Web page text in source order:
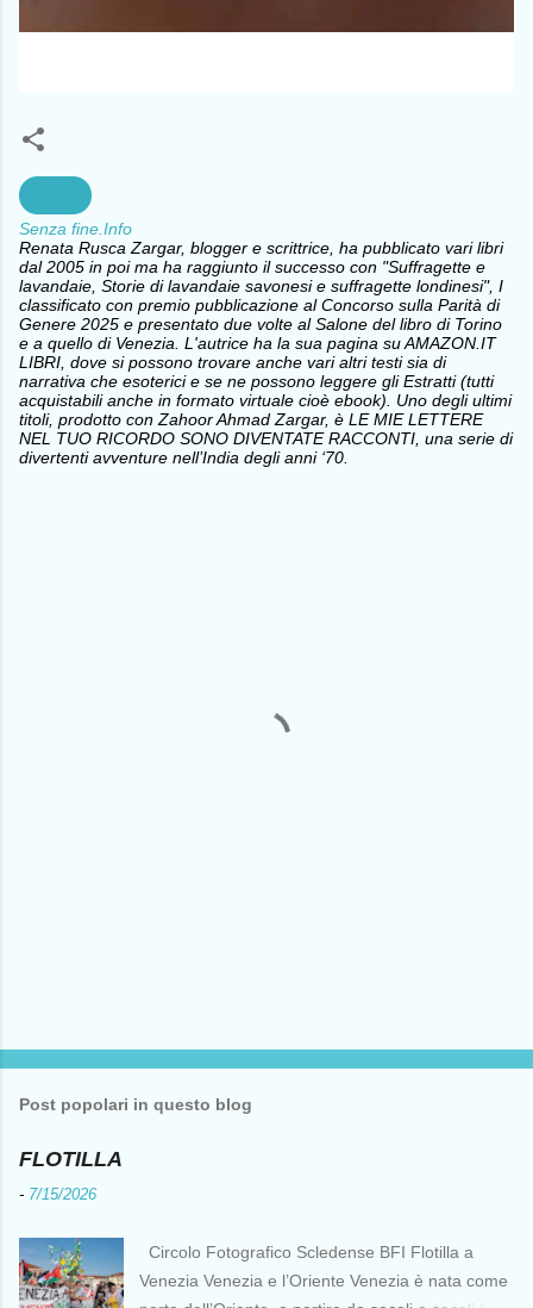
Senza fine.Info
Renata Rusca Zargar, blogger e scrittrice, ha pubblicato vari libri
dal 2005 in poi ma ha raggiunto il successo con "Suffragette e
lavandaie, Storie di lavandaie savonesi e suffragette londinesi", I
classificato con premio pubblicazione al Concorso sulla Parità di
Genere 2025 e presentato due volte al Salone del libro di Torino
e a quello di Venezia. L'autrice ha la sua pagina su AMAZON.IT
LIBRI, dove si possono trovare anche vari altri testi sia di
narrativa che esoterici e se ne possono leggere gli Estratti (tutti
acquistabili anche in formato virtuale cioè ebook). Uno degli ultimi
titoli, prodotto con Zahoor Ahmad Zargar, è LE MIE LETTERE
NEL TUO RICORDO SONO DIVENTATE RACCONTI, una serie di
divertenti avventure nell’India degli anni ‘70.
Post popolari in questo blog
FLOTILLA
- 7/15/2026
Circolo Fotografico Scledense BFI Flotilla a
Venezia Venezia e l’Oriente Venezia è nata come